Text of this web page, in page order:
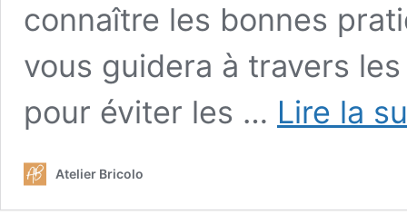
connaître les bonnes
vous guidera à travers
pour éviter les … Lire la
Atelier Bricolo